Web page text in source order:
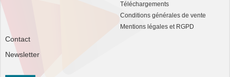
Téléchargements
Conditions générales de vente
Mentions légales et RGPD
Contact
Newsletter